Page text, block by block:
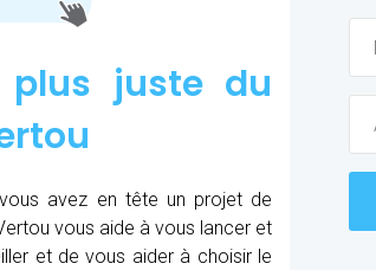
juste du
avez en tête un projet de
vous aide à vous lancer et
et de vous aider à choisir le